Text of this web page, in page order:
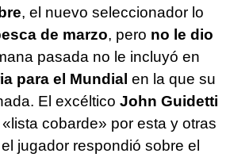
, el nuevo seleccionador lo
de marzo, pero no le dio
pasada no le incluyó en
para el Mundial en la que su
El excéltico John Guidetti
cobarde» por esta y otras
jugador respondió sobre el